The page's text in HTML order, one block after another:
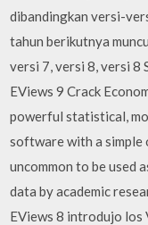
dibandingkan versi-
tahun berikutnya
versi 7, versi 8, versi 8
EViews 9 Crack
powerful statistical,
software with a
uncommon to be used
data by academic
EViews 8 introdujo los